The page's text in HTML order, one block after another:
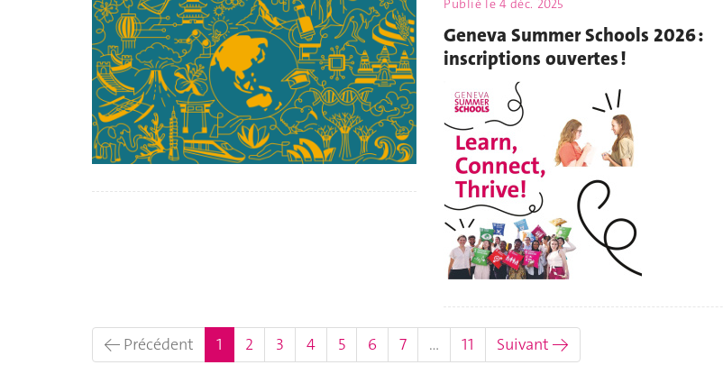
Publié le 4 déc. 2025
Geneva Summer Schools 2026 :
inscriptions ouvertes !
← Précédent 1 (actuel)
2 3 4 5 6 7 … 11 Suivant →